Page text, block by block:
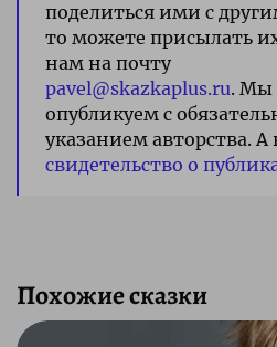
поделиться ими с
то можете присылать
нам на почту
pavel@skazkaplus.ru. Мы
опубликуем с
указанием авторства.
свидетельство о
Похожие сказки